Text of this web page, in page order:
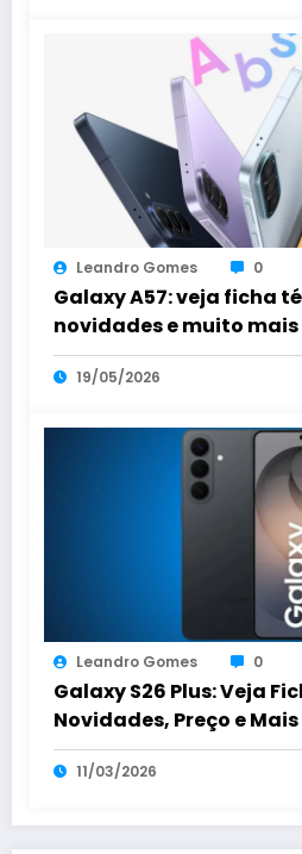
Leandro Gomes 0
Galaxy A57: veja ficha
novidades e muito mais
19/05/2026
Leandro Gomes 0
Galaxy S26 Plus: Veja
Novidades, Preço e Mais
11/03/2026